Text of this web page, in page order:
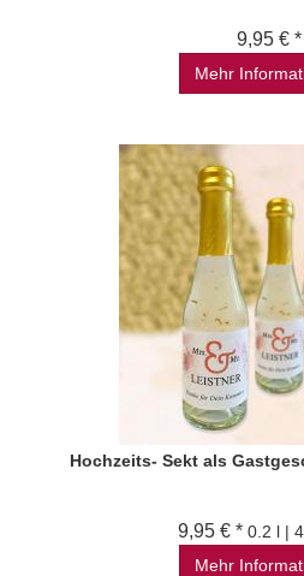
9,95 € *
Mehr
Hochzeits- Sekt als
9,95 € * 0.2 l |
Mehr